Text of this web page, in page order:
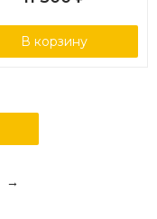
В корзину
→